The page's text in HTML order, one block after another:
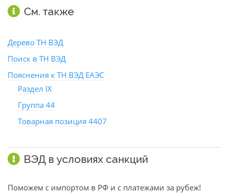
См. также
Дерево ТН ВЭД
Поиск в ТН ВЭД
Пояснения к ТН ВЭД ЕАЭС
Раздел IX
Группа 44
Товарная позиция 4407
ВЭД в условиях санкций
Поможем с импортом в РФ и с платежами за рубеж!